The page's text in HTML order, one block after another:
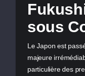
sous
Le Japon est
majeure
particulière des